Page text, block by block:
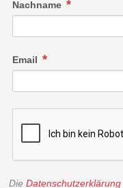
Nachname
Email
Die Datenschutzerklärung